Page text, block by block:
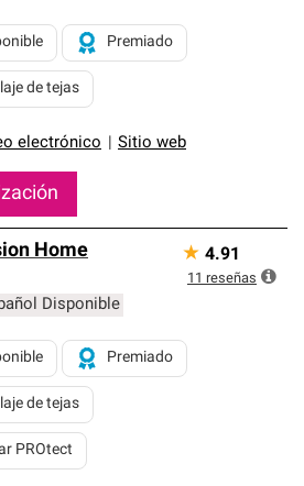
electrónico Sitio web
Premiado
de tejas
Home
Disponible
Premiado
de tejas
PROtect
★ 4.91
11 reseñas